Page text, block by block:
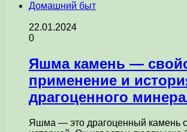
Домашний быт
22.01.2024
0
Яшма камень —
применение и
драгоценного
Яшма — это драгоценный камень